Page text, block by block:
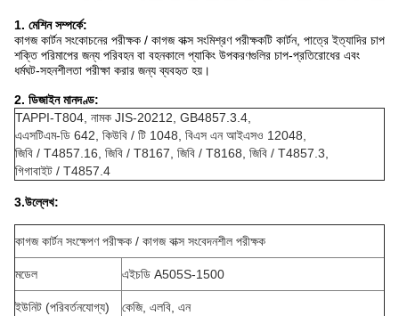
1. মেশিন সম্পর্কে:
কাগজ কার্টন সংকোচনের পরীক্ষক / কাগজ বাক্স সংমিশ্রণ পরীক্ষকটি কার্টন, পাত্রে ইত্যাদির চাপ
শক্তি পরিমাপের জন্য পরিবহন বা বহনকালে প্যাকিং উপকরণগুলির চাপ-প্রতিরোধের এবং
ধর্মঘট-সহনশীলতা পরীক্ষা করার জন্য ব্যবহৃত হয়।
2. ডিজাইন মানদণ্ড:
TAPPI-T804, নামক JIS-20212, GB4857.3.4,
এএসটিএম-ডি 642, কিউবি / টি 1048, বিএস এন আইএসও 12048,
জিবি / T4857.16, জিবি / T8167, জিবি / T8168, জিবি / T4857.3,
গিগাবাইট / T4857.4
3.উল্লেখ:
কাগজ কার্টন সংক্ষেপণ পরীক্ষক / কাগজ বাক্স সংবেদনশীল পরীক্ষক
মডেল এইচডি A505S-1500
ইউনিট (পরিবর্তনযোগ্য) কেজি, এলবি, এন